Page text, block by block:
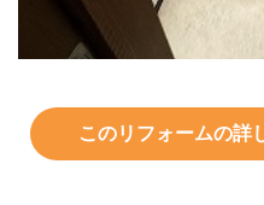
このリフォームの詳